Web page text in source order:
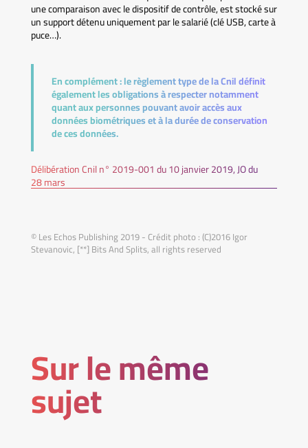
une comparaison avec le dispositif de contrôle, est stocké sur
un support détenu uniquement par le salarié (clé USB, carte à
puce…).
En complément :le règlement type de la Cnil définit
également les obligations à respecter notamment
quant aux personnes pouvant avoir accès aux
données biométriques et à la durée de conservation
de ces données.
Délibération Cnil n° 2019-001 du 10 janvier 2019, JO du
28 mars
© Les Echos Publishing 2019 - Crédit photo : (C)2016 Igor
Stevanovic, [**] Bits And Splits, all rights reserved
Sur le même
sujet